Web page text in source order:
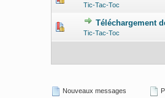
Tic-Tac-Toc
Téléchargement
Tic-Tac-Toc
Nouveaux messages